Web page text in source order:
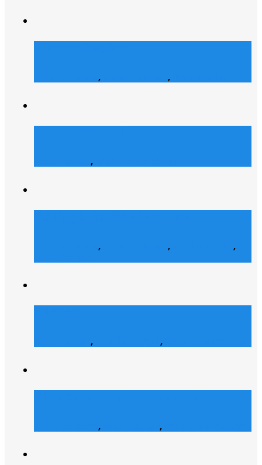
, ,
,
, ,
,
, ,
, ,